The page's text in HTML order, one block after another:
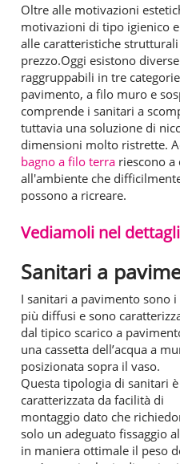
Oltre alle motivazioni
motivazioni di tipo igienico
alle caratteristiche
prezzo.Oggi esistono
raggruppabili in tre
pavimento, a filo muro e
comprende i sanitari a
tuttavia una soluzione di
dimensioni molto ristrette.
bagno a filo terra riescono a
all'ambiente che
possono a ricreare.
Vediamoli nel
Sanitari a
I sanitari a pavimento sono i
più diffusi e sono
dal tipico scarico a
una cassetta dell’acqua a
posizionata sopra il vaso.
Questa tipologia di sanitari è
caratterizzata da facilità di
montaggio dato che
solo un adeguato fissaggio
in maniera ottimale il peso